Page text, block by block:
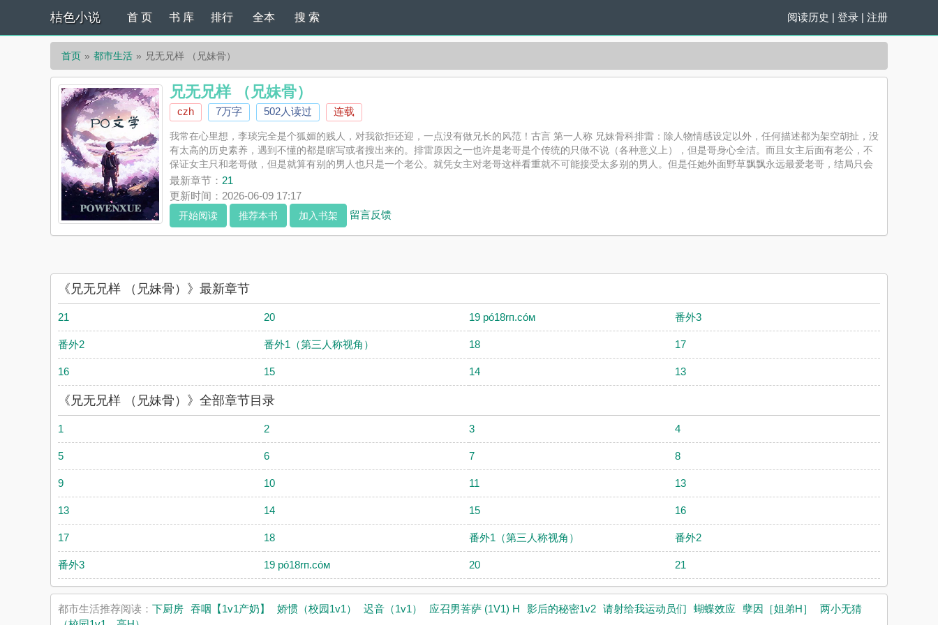
桔色小说 阅读历史 | 登录 | 注册
首 页 书 库 排行 全本 搜 索
首页 都市生活 兄无兄样 （兄妹骨）
兄无兄样 （兄妹骨）
czh 7万字 502人读过 连载
我常在心里想，李琰完全是个狐媚的贱人，对我欲拒还迎，一点没有做兄长的风范！古言 第一人称 兄妹骨科排雷：除人物情感设定以外，任何描述都为架空胡扯，没
有太高的历史素养，遇到不懂的都是瞎写或者搜出来的。排雷原因之一也许是老哥是个传统的只做不说（各种意义上），但是哥身心全洁。而且女主后面有老公，不
保证女主只和老哥做，但是就算有别的男人也只是一个老公。就凭女主对老哥这样看重就不可能接受太多别的男人。但是任她外面野草飘飘永远最爱老哥，结局只会
选择和哥一起，任何选择top1都是哥。因为有宝宝疑惑，所以我再...
最新章节： 21
更新时间：2026-06-09 17:17
开始阅读 推荐本书 加入书架 留言反馈
《兄无兄样 （兄妹骨）》最新章节
21 20 19 pó18rп.cóм 番外3
番外2 番外1（第三人称视角） 18 17
16 15 14 13
《兄无兄样 （兄妹骨）》全部章节目录
1 2 3 4
5 6 7 8
9 10 11 13
13 14 15 16
17 18 番外1（第三人称视角） 番外2
番外3 19 pó18rп.cóм 20 21
都市生活推荐阅读： 下厨房 吞咽【1v1产奶】 娇惯（校园1v1） 迟音（1v1） 应召男菩萨 (1V1) H 影后的秘密1v2 请射给我运动员们 蝴蝶效应 孽因［姐弟H］
两小无猜